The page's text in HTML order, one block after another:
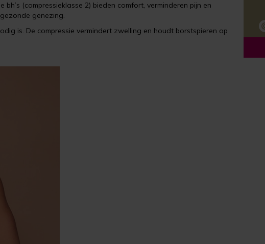
(compressieklasse 2) bieden comfort, verminderen pijn en
genezing.
is. De compressie vermindert zwelling en houdt borstspieren op